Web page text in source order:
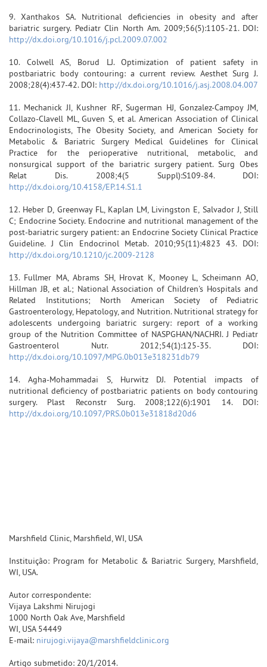
9. Xanthakos SA. Nutritional deficiencies in obesity and after
bariatric surgery. Pediatr Clin North Am. 2009;56(5):1105-21. DOI:
http://dx.doi.org/10.1016/j.pcl.2009.07.002
10. Colwell AS, Borud LJ. Optimization of patient safety in
postbariatric body contouring: a current review. Aesthet Surg J.
2008;28(4):437-42. DOI: http://dx.doi.org/10.1016/j.asj.2008.04.007
11. Mechanick JI, Kushner RF, Sugerman HJ, Gonzalez-Campoy JM,
Collazo-Clavell ML, Guven S, et al. American Association of Clinical
Endocrinologists, The Obesity Society, and American Society for
Metabolic & Bariatric Surgery Medical Guidelines for Clinical
Practice for the perioperative nutritional, metabolic, and
nonsurgical support of the bariatric surgery patient. Surg Obes
Relat Dis. 2008;4(5 Suppl):S109-84. DOI:
http://dx.doi.org/10.4158/EP.14.S1.1
12. Heber D, Greenway FL, Kaplan LM, Livingston E, Salvador J, Still
C; Endocrine Society. Endocrine and nutritional management of the
post-bariatric surgery patient: an Endocrine Society Clinical Practice
Guideline. J Clin Endocrinol Metab. 2010;95(11):4823 43. DOI:
http://dx.doi.org/10.1210/jc.2009-2128
13. Fullmer MA, Abrams SH, Hrovat K, Mooney L, Scheimann AO,
Hillman JB, et al.; National Association of Children's Hospitals and
Related Institutions; North American Society of Pediatric
Gastroenterology, Hepatology, and Nutrition. Nutritional strategy for
adolescents undergoing bariatric surgery: report of a working
group of the Nutrition Committee of NASPGHAN/NACHRI. J Pediatr
Gastroenterol Nutr. 2012;54(1):125-35. DOI:
http://dx.doi.org/10.1097/MPG.0b013e318231db79
14. Agha-Mohammadai S, Hurwitz DJ. Potential impacts of
nutritional deficiency of postbariatric patients on body contouring
surgery. Plast Reconstr Surg. 2008;122(6):1901 14. DOI:
http://dx.doi.org/10.1097/PRS.0b013e31818d20d6
Marshfield Clinic, Marshfield, WI, USA
Instituição: Program for Metabolic & Bariatric Surgery, Marshfield,
WI, USA.
Autor correspondente:
Vijaya Lakshmi Nirujogi
1000 North Oak Ave, Marshfield
WI, USA 54449
E-mail: nirujogi.vijaya@marshfieldclinic.org
Artigo submetido: 20/1/2014.